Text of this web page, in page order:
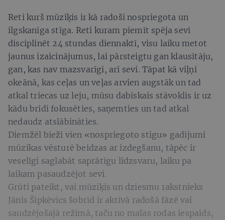
Reti kurš mūziķis ir kā radoši nospriegota un
ilgskanīga stīga. Reti kuram piemīt spēja sevi
disciplinēt 24 stundas diennaktī, visu laiku metot
jaunus izaicinājumus, lai pārsteigtu gan klausītāju,
gan, kas nav mazsvarīgi, arī sevi. Tāpat kā viļņi
okeānā, kas ceļas un veļas arvien augstāk un tad
atkal triecas uz leju, mūsu dabiskais stāvoklis ir uz
kādu brīdi fokusēties, saņemties un tad atkal
nedaudz atslābināties.
Diemžēl bieži vien «nospriegoto stīgu» gadījumi
mūzikas vēsturē beidzas ar izdegšanu, tāpēc ir
veselīgi saglabāt saprātīgu līdzsvaru, laiku pa
laikam pasaudzējot sevi.
Grūti pateikt, vai mūziķis un dziesmu rakstnieks
Jānis Šipkēvics šobrīd ir aktīvā radošā fāzē vai
saudzējošajā režīmā, taču no malas rodas iespaids,